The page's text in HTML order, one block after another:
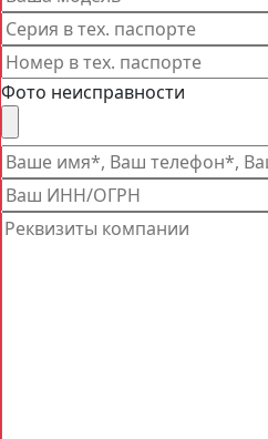
Фото неисправности